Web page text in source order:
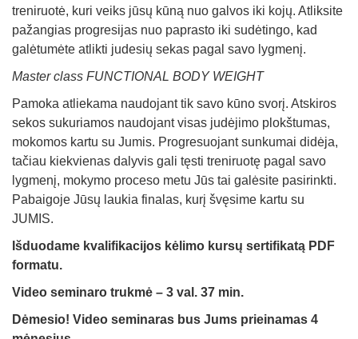
treniruotė, kuri veiks jūsų kūną nuo galvos iki kojų. Atliksite
pažangias progresijas nuo paprasto iki sudėtingo, kad
galėtumėte atlikti judesių sekas pagal savo lygmenį.
Master class FUNCTIONAL BODY WEIGHT
Pamoka atliekama naudojant tik savo kūno svorį. Atskiros
sekos sukuriamos naudojant visas judėjimo plokštumas,
mokomos kartu su Jumis. Progresuojant sunkumai didėja,
tačiau kiekvienas dalyvis gali tęsti treniruotę pagal savo
lygmenį, mokymo proceso metu Jūs tai galėsite pasirinkti.
Pabaigoje Jūsų laukia finalas, kurį švęsime kartu su
JUMIS.
Išduodame kvalifikacijos kėlimo kursų sertifikatą PDF
formatu.
Video seminaro trukmė – 3 val. 37 min.
Dėmesio! Video seminaras bus Jums prieinamas 4